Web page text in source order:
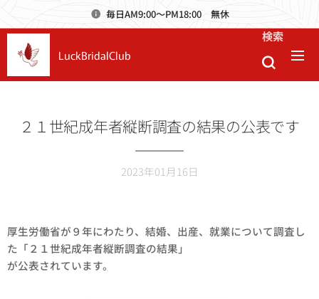
毎日AM9:00～PM18:00 無休
LuckBridalClub
検索
２１世紀成年者縦断調査の結果の公表です
2023年01月16日
厚生労働省が９年にわたり、結婚、出産、就業について調査し
た「２１世紀成年者縦断調査の結果」
が公表されています。